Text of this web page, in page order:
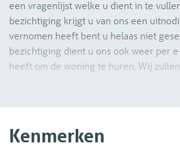
een vragenlijst welke u dient in te
bezichtiging krijgt u van ons een
vernomen heeft bent u helaas niet
bezichtiging dient u ons ook weer per
heeft om de woning te huren. Wij
winkels om de hoek, is aan de
Vermeer is een kleinschalig
(Vermilion, Bone Black & Ivory) met
Kenmerken